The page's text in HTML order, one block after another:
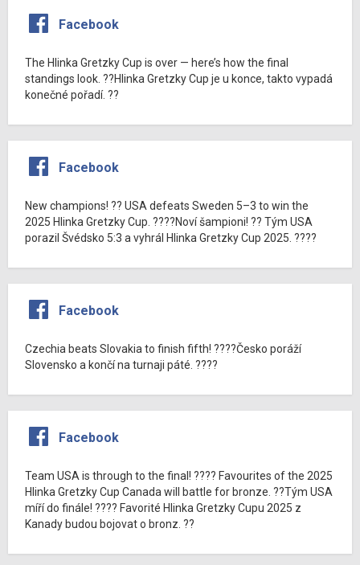
Facebook
The Hlinka Gretzky Cup is over — here’s how the final
standings look. ??Hlinka Gretzky Cup je u konce, takto vypadá
konečné pořadí. ??
Facebook
New champions! ?? USA defeats Sweden 5–3 to win the
2025 Hlinka Gretzky Cup. ????Noví šampioni! ?? Tým USA
porazil Švédsko 5:3 a vyhrál Hlinka Gretzky Cup 2025. ????
Facebook
Czechia beats Slovakia to finish fifth! ????Česko poráží
Slovensko a končí na turnaji páté. ????
Facebook
Team USA is through to the final! ???? Favourites of the 2025
Hlinka Gretzky Cup Canada will battle for bronze. ??Tým USA
míří do finále! ???? Favorité Hlinka Gretzky Cupu 2025 z
Kanady budou bojovat o bronz. ??